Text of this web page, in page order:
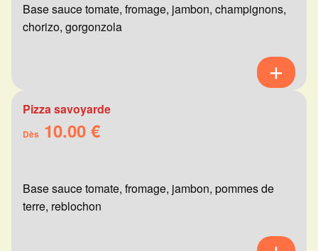
Base sauce tomate, fromage, jambon, champignons,
chorizo, gorgonzola
Pizza savoyarde
Dès 10.00 €
Base sauce tomate, fromage, jambon, pommes de
terre, reblochon